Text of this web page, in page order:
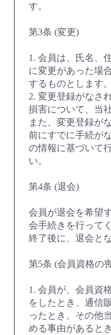
す。
第3条 (変更)
1. 会員は、氏名、
に変更があった場
するものとします。
2. 変更登録がなさ
損害について、当
また、変更登録が
前にすでに手続が
の情報に基づいて
い。
第4条 (退会)
会員が退会を希望
会手続きを行って
終了後に、退会と
第5条 (会員資格の
1. 会員が、会員資
をしたとき、通信
ったとき、その他
める事由があると